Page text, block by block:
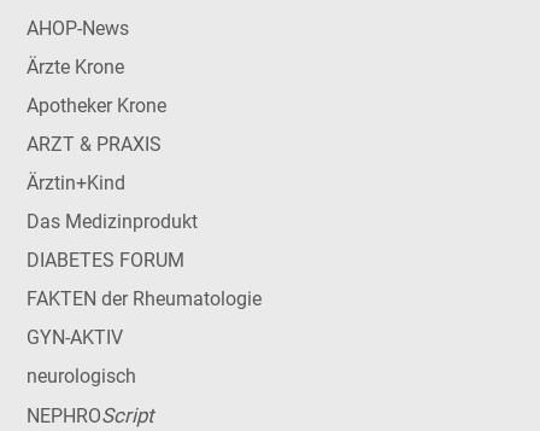
AHOP-News
Ärzte Krone
Apotheker Krone
ARZT & PRAXIS
Ärztin+Kind
Das Medizinprodukt
DIABETES FORUM
FAKTEN der Rheumatologie
GYN-AKTIV
neurologisch
NEPHROScript